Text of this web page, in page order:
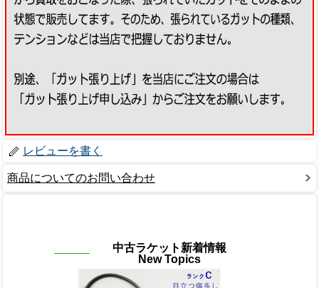
レビューを書く
商品についてのお問い合わせ
中古ラケット新着情報
New Topics